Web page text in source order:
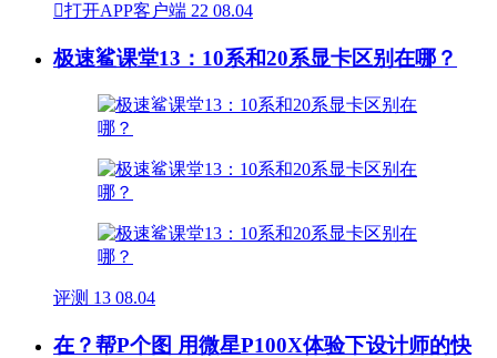
打开APP客户端 22 08.04
极速鲨课堂13：10系和20系显卡区别在哪？
评测 13 08.04
在？帮P个图 用微星P100X体验下设计师的快